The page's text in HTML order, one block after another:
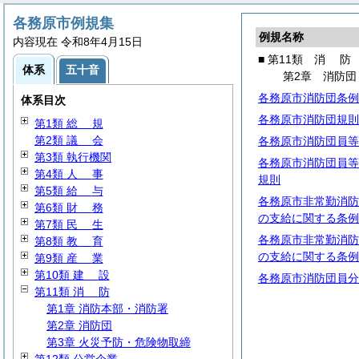
例規名称
■ 第11類 消 防
第2章 消防団
各務原市消防団条例
各務原市消防団規則
各務原市消防団員
各務原市消防団員
規則
各務原市非常勤消
の支給に関する条例
各務原市非常勤消
の支給に関する条
各務原市消防団員
各務原市例規集
内容現在 令和8年4月15日
体系 五十音
体系目次
第1類 総 規
第2類 議 会
第3類 執行機関
第4類 人 事
第5類 給 与
第6類 財 務
第7類 民 生
第8類 教 育
第9類 産 業
第10類 建 設
第11類 消 防
第1章 消防本部・消防署
第2章 消防団
第3章 火災予防・危険物取締